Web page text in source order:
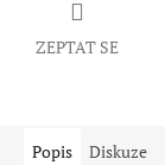
ZEPTAT SE
Popis Diskuze